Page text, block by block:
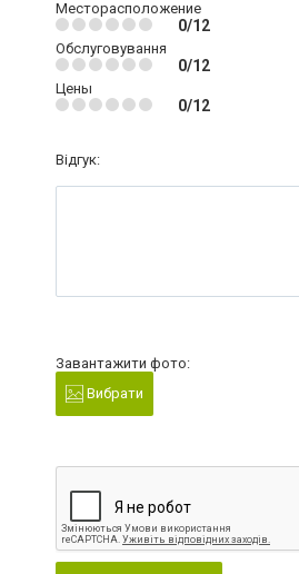
Месторасположение
0/12
Обслуговування
0/12
Цены
0/12
Відгук:
Завантажити фото:
Вибрати